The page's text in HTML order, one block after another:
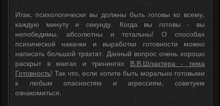
Итак, психологически вы должны быть готовы ко всему,
каждую минуту и секунду. Когда вы готовы - вы
непобедимы, абсолютны и тотальны! О способах
психической накачки и выработки готовности можно
написать большой трактат. Данный вопрос очень хорошо
раскрыт в книгах и тренингах В.В.Шлахтера - тема
Готовность! Так что, если хотите быть морально готовыми
к любым опасностям и агрессиям, советуем
ознакомиться.